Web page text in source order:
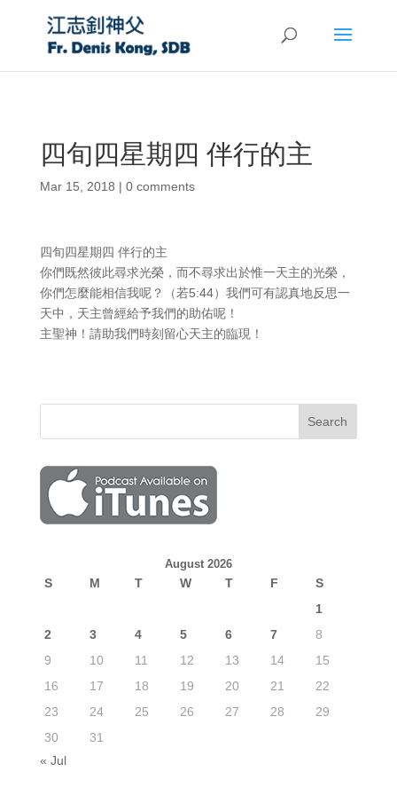
四旬四星期四 伴行的主
Mar 15, 2018 | 0 comments
四旬四星期四 伴行的主
你們既然彼此尋求光榮，而不尋求出於惟一天主的光榮，
你們怎麼能相信我呢？（若5:44）我們可有認真地反思一
天中，天主曾經給予我們的助佑呢！
主聖神！請助我們時刻留心天主的臨現！
August 2026
S M T W T F
S
1
2
3 4 5 6 7
8
9
10 11 12 13 14
15
16
17 18 19 20 21
22
23
24 25 26 27 28
29
30
31
« Jul